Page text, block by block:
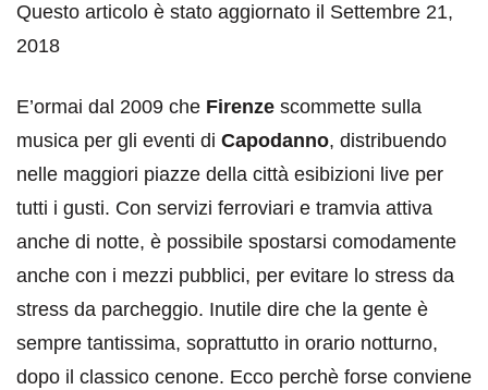
Questo articolo è stato aggiornato il Settembre 21,
2018
E’ormai dal 2009 che Firenze scommette sulla
musica per gli eventi di Capodanno, distribuendo
nelle maggiori piazze della città esibizioni live per
tutti i gusti. Con servizi ferroviari e tramvia attiva
anche di notte, è possibile spostarsi comodamente
anche con i mezzi pubblici, per evitare lo stress da
stress da parcheggio. Inutile dire che la gente è
sempre tantissima, soprattutto in orario notturno,
dopo il classico cenone. Ecco perchè forse conviene